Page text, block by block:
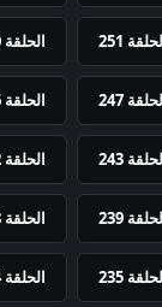
251 الحلقة 250
247 الحلقة 246
243 الحلقة 242
239 الحلقة 238
235 الحلقة 234